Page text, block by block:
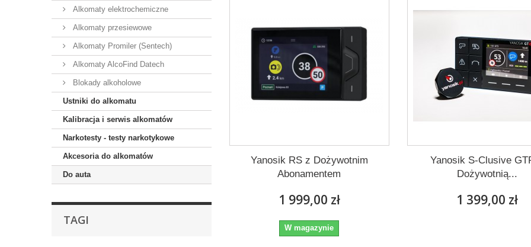
Alkomaty elektrochemiczne
Alkomaty przesiewowe
Alkomaty Promiler (Sentech)
Alkomaty AlcoFind Datech
Blokady alkoholowe
Ustniki do alkomatu
Kalibracja i serwis alkomatów
Narkotesty - testy narkotykowe
Akcesoria do alkomatów
Do auta
TAGI
Yanosik RS z Dożywotnim
Abonamentem
1 999,00 zł
W magazynie
Yanosik S-Clusive
Dożywotnią...
1 399,00 zł